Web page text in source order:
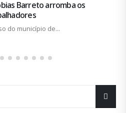
Carros-pipa no Alto Sertão: quem
O Governo do Estado, através de
Defesa...